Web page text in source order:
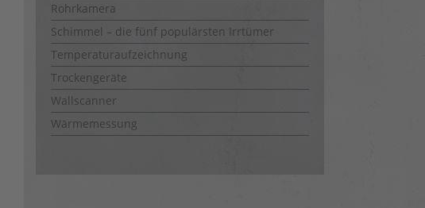
Rohrkamera
Schimmel – die fünf populärsten Irrtümer
Temperaturaufzeichnung
Trockengeräte
Wallscanner
Wärmemessung